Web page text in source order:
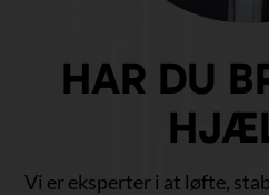
HAR DU
Vi er eksperter i at løfte,